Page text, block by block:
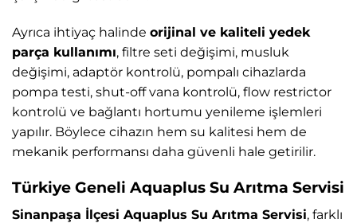
Ayrıca ihtiyaç halinde orijinal ve kaliteli yedek
parça kullanımı, filtre seti değişimi, musluk
değişimi, adaptör kontrolü, pompalı cihazlarda
pompa testi, shut-off vana kontrolü, flow restrictor
kontrolü ve bağlantı hortumu yenileme işlemleri
yapılır. Böylece cihazın hem su kalitesi hem de
mekanik performansı daha güvenli hale getirilir.
Türkiye Geneli Aquaplus Su Arıtma Servisi
Sinanpaşa İlçesi Aquaplus Su Arıtma Servisi, farklı